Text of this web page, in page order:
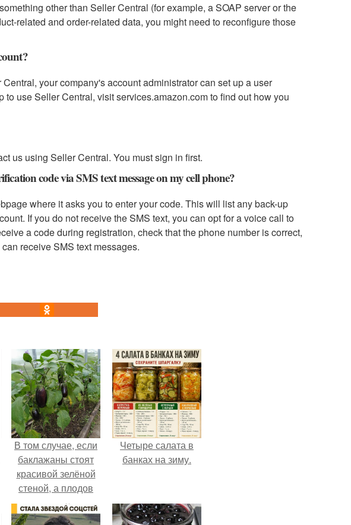
other than Seller Central (for example, a SOAP server or the
related and order-related data, you might need to reconfigure those
your company's account administrator can set up a user
use Seller Central, visit services.amazon.com to find out how you
us using Seller Central. You must sign in first.
code via SMS text message on my cell phone?
where it asks you to enter your code. This will list any back-up
If you do not receive the SMS text, you can opt for a voice call to
a code during registration, check that the phone number is correct,
receive SMS text messages.
В том случае, если
баклажаны стоят
красивой зелёной
стеной, а плодов
почти не видно -
радоваться тут
Четыре салата в
банках на зиму.